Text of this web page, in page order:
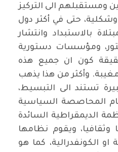
ومستقبلهم الى التركيز
حتى في أكثر دول
بالاستبداد وانتشار
ومؤسسات دستورية
كون ان جميع هذه
وأكثر من هذا يذهب
تستند الى التبسيط،
المحاصصة السياسية
الديمقراطية السائدة
وثقافيا، ويقوم نظامها
او الكونفدرالية، كما هو